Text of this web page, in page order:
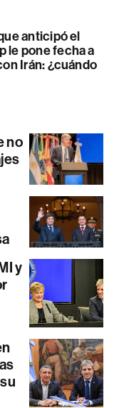
anticipó el
le pone fecha a
Irán: ¿cuándo
no
y